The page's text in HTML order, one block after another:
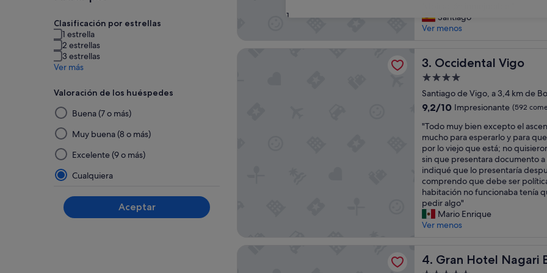
31
Clasificación por estrellas
1 estrella
2 estrellas
3 estrellas
Ver más
Valoración de los huéspedes
Al
seleccionar
y
aplicar
un
filtro
de
este
grupo,
Buena (7 o más)
Muy buena (8 o más)
Excelente (9 o más)
Cualquiera
Aceptar
a
z
a
o
n
u
a
s
i
n
s
t
a
l
c
n
e
Impresionante,
(299 comentarios)
U
b
a
ó
n
n
m
e
j
o
r
a
b
e
Santiago
Ver menos
3. Occidental Vigo
Occidental Vigo
Alojamiento
de
4.0 estrellas
Santiago de Vigo, a 3,4 km de
9.2
10,
Impresionante,
(592 comentarios)
9,2/10 Impresionante (592
"
T
o
d
o
m
u
y
b
i
e
"Todo muy bien excepto el
mucho para esperarlo y para
por lo viejo que está; no
sin que presentara documento
indiqué que lo presentaría
comprendo que debe ser
habitación no funcionaba tenía
pedir algo"
Mario Enrique
Ver menos
4. Gran Hotel Nagari
Gran Hotel Nagari Boutique